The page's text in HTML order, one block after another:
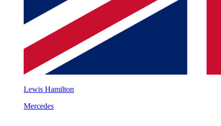
Lewis Hamilton
Mercedes